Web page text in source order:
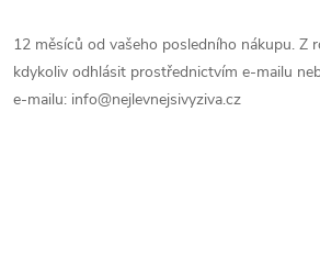
12 měsíců od vašeho posledního nákupu. Z
kdykoliv odhlásit prostřednictvím e-mailu
e-mailu: info@nejlevnejsivyziva.cz